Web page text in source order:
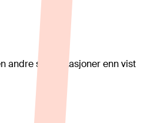
andre spesifikasjoner enn vist